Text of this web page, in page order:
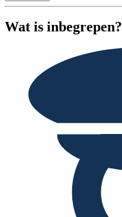
Wat is inbegrepen?